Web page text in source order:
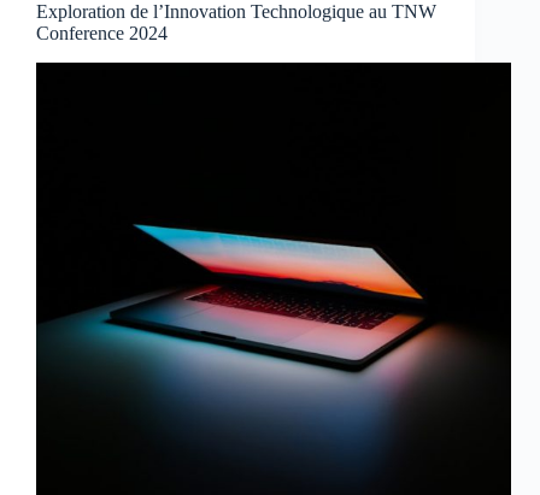
Exploration de l’Innovation Technologique au TNW
Conference 2024